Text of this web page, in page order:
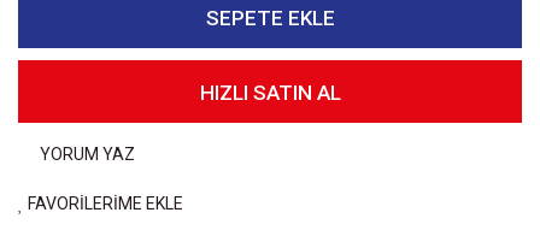
SEPETE EKLE
HIZLI SATIN AL
YORUM YAZ
FAVORİLERİME EKLE